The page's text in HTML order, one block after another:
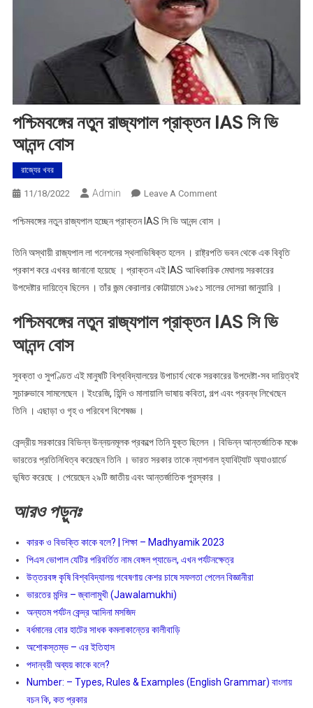
পশ্চিমবঙ্গের নতুন রাজ্যপাল প্রাক্তন IAS সি ভি
আনন্দ বোস
রাজ্যের খবর
11/18/2022 Admin Leave A CommentOn
নতুন
প্রাক্তন
IAS
সি
আনন্দ
পশ্চিমবঙ্গের নতুন রাজ্যপাল হচ্ছেন প্রাক্তন IAS সি ভি আনন্দ বোস ।
তিনি অস্থায়ী রাজ্যপাল লা গনেশনের স্থলাভিষিক্ত হলেন । রাষ্ট্রপতি ভবন থেকে এক বিবৃতি
প্রকাশ করে এখবর জানানো হয়েছে । প্রাক্তন এই IAS আধিকারিক মেঘালয় সরকারের
উপদেষ্টার দায়িত্বে ছিলেন । তাঁর জন্ম কেরালার কোট্টায়ামে ১৯৫১ সালের দোসরা জানুয়ারি ।
পশ্চিমবঙ্গের নতুন রাজ্যপাল প্রাক্তন IAS সি ভি
আনন্দ বোস
সুবক্তা ও সুপণ্ডিত এই মানুষটি বিশ্ববিদ্যালয়ের উপাচার্য থেকে সরকারের উপদেষ্টা-সব দায়িত্বই
সুচারুভাবে সামলেছেন । ইংরেজি, হিন্দি ও মালায়ালি ভাষায় কবিতা, গল্প এবং প্রবন্ধ লিখেছেন
তিনি । এছাড়া ও গৃহ ও পরিবেশ বিশেষজ্ঞ ।
কেন্দ্রীয় সরকারের বিভিন্ন উন্নয়নমূলক প্রকল্পে তিনি যুক্ত ছিলেন । বিভিন্ন আন্তর্জাতিক মঞ্চে
ভারতের প্রতিনিধিত্ব করেছেন তিনি । ভারত সরকার তাকে ন্যাশনাল হ্যাবিট্যাট অ্যাওয়ার্ডে
ভূষিত করেছে । পেয়েছেন ২৯টি জাতীয় এবং আন্তর্জাতিক পুরস্কার ।
আরও পড়ুনঃ
কারক ও বিভক্তি কাকে বলে? | শিক্ষা – Madhyamik 2023
পিএস ভোপাল যেটির পরিবর্তিত নাম বেঙ্গল প্যাডেল, এখন পর্যটনক্ষেত্র
উত্তরবঙ্গ কৃষি বিশ্ববিদ্যালয় গবেষণায় কেশর চাষে সফলতা পেলেন বিজ্ঞানীরা
ভারতের মন্দির – জ্বালামুখী (Jawalamukhi)
অন্যতম পর্যটন কেন্দ্র আদিনা মসজিদ
বর্ধমানের বোর হাটের সাধক কমলাকান্তের কালীবাড়ি
অশােকস্তম্ভ – এর ইতিহাস
পদান্বয়ী অব্যয় কাকে বলে?
Number: – Types, Rules & Examples (English Grammar) বাংলায়
বচন কি, কত প্রকার